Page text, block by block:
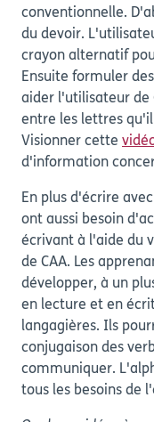
conventionnelle.
du devoir.
crayon alternatif
Ensuite formuler
aider l'utilisateur de
entre les lettres
Visionner cette
d'information
En plus d'écrire
ont aussi besoin
écrivant à l'aide du
de CAA. Les
développer, à un
en lecture et en
langagières. Ils
conjugaison des
communiquer.
tous les besoins de